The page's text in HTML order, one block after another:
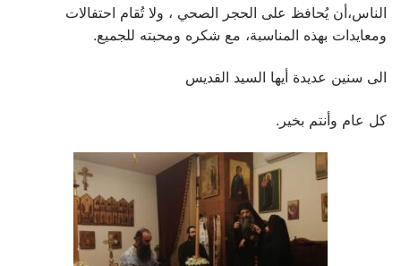
الناس،أن يُحافظ على الحجر الصحي ، ولا تُقام احتفالات
ومعايدات بهذه المناسبة، مع شكره ومحبته للجميع.
الى سنين عديدة أيها السيد القديس
كل عام وأنتم بخير.